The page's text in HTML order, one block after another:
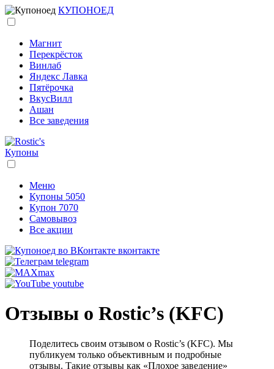
КУПОНОЕД
Магнит
Перекрёсток
Винлаб
Яндекс Лавка
Пятёрочка
ВкусВилл
Ашан
Все заведения
Купоны
Меню
Купоны 5050
Купон 7070
Самовывоз
Все акции
вконтакте
telegram
max
youtube
Отзывы о Rostic’s (KFC)
Поделитесь своим отзывом о Rostic’s (KFC). Мы
публикуем только объективным и подробные
отзывы. Такие отзывы как «Плохое заведение»